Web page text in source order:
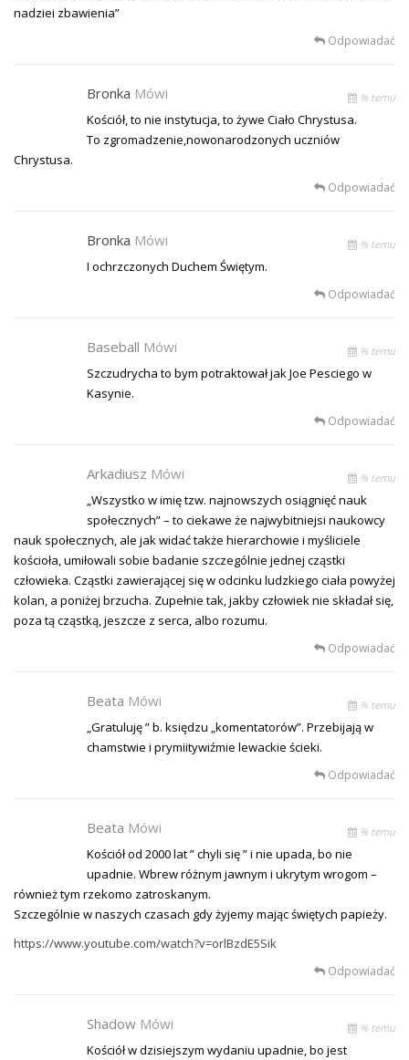
nadziei zbawienia”
Odpowiadać
Bronka Mówi % temu
Kościół, to nie instytucja, to żywe Ciało Chrystusa.
To zgromadzenie,nowonarodzonych uczniów
Chrystusa.
Odpowiadać
Bronka Mówi % temu
I ochrzczonych Duchem Świętym.
Odpowiadać
Baseball Mówi % temu
Szczudrycha to bym potraktował jak Joe Pesciego w
Kasynie.
Odpowiadać
Arkadiusz Mówi % temu
„Wszystko w imię tzw. najnowszych osiągnięć nauk
społecznych” – to ciekawe że najwybitniejsi naukowcy
nauk społecznych, ale jak widać także hierarchowie i myśliciele
kościoła, umiłowali sobie badanie szczególnie jednej cząstki
człowieka. Cząstki zawierającej się w odcinku ludzkiego ciała powyżej
kolan, a poniżej brzucha. Zupełnie tak, jakby człowiek nie składał się,
poza tą cząstką, jeszcze z serca, albo rozumu.
Odpowiadać
Beata Mówi % temu
„Gratuluję ” b. księdzu „komentatorów”. Przebijają w
chamstwie i prymiitywiźmie lewackie ścieki.
Odpowiadać
Beata Mówi % temu
Kościół od 2000 lat ” chyli się ” i nie upada, bo nie
upadnie. Wbrew różnym jawnym i ukrytym wrogom –
również tym rzekomo zatroskanym.
Szczególnie w naszych czasach gdy żyjemy mając świętych papieży.
https://www.youtube.com/watch?v=orlBzdE5Sik
Odpowiadać
Shadow Mówi % temu
Kościół w dzisiejszym wydaniu upadnie, bo jest